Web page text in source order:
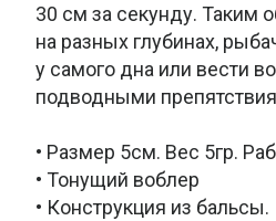
30 см за секунду. Таким
на разных глубинах,
у самого дна или вести
подводными
• Размер 5см. Вес 5гр.
• Тонущий воблер
• Конструкция из бальсы.